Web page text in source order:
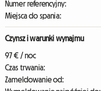
Numer referencyjny:
Miejsca do spania:
Czynsz i warunki wynajmu
97 € / noc
Czas trwania:
Zameldowanie od: